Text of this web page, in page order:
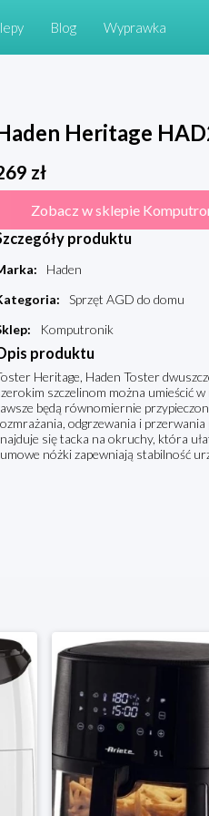
Blog Wyprawka
Heritage
zł
Zobacz w sklepie
produktu
:
Haden
:
Sprzęt AGD do domu
: Komputronik
produktu
Heritage, Haden Toster
szczelinom można umieścić
będą równomiernie
odgrzewania i
się tacka na okruchy, która
nóżki zapewniają stabilność